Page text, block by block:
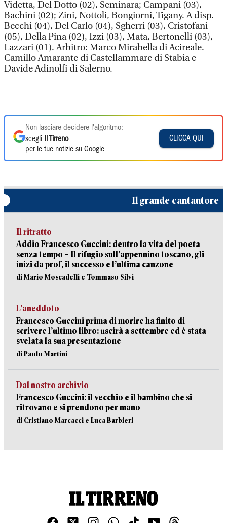
Videtta, Del Dotto (02), Seminara; Campani (03),
Bachini (02); Zini, Nottoli, Bongiorni, Tigany. A disp.
Becchi (04), Del Carlo (04), Sgherri (03), Cristofani
(05), Della Pina (02), Izzi (03), Mata, Bertonelli (03),
Lazzari (01). Arbitro: Marco Mirabella di Acireale.
Camillo Amarante di Castellammare di Stabia e
Davide Adinolfi di Salerno.
Non lasciare decidere l'algoritmo:
scegli
Il Tirreno
per le tue notizie su Google
CLICCA QUI
Il grande cantautore
Il ritratto
Addio Francesco Guccini: dentro la vita del poeta
senza tempo – Il rifugio sull’appennino toscano, gli
inizi da prof, il successo e l’ultima canzone
di Mario Moscadelli e Tommaso Silvi
L’aneddoto
Francesco Guccini prima di morire ha finito di
scrivere l’ultimo libro: uscirà a settembre ed è stata
svelata la sua presentazione
di Paolo Martini
Dal nostro archivio
Francesco Guccini: il vecchio e il bambino che si
ritrovano e si prendono per mano
di Cristiano Marcacci e Luca Barbieri